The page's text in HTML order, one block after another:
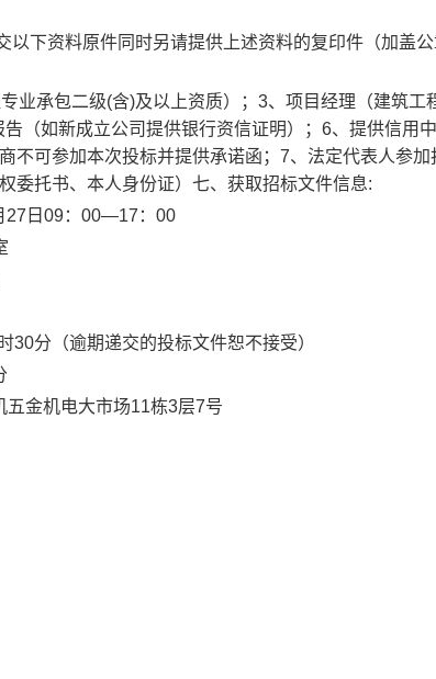
以下资料原件同时另请提供上述资料的复印件（加盖
业承包二级(含)及以上资质）；3、项目经理（建筑工
（如新成立公司提供银行资信证明）；6、提供信用
不可参加本次投标并提供承诺函；7、法定代表人参加
委托书、本人身份证） 七、获取招标文件信息:
27 日 09：00—17 ： 00
时30分（逾期递交的投标文件恕不接受）
五金机电大市场11栋3层7号